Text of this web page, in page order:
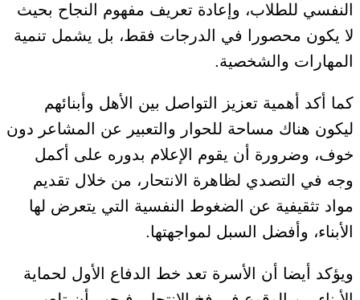
النفسي للطلاب، وإعادة تعريف مفهوم النجاح بحيث
لا يكون محصورا في الدرجات فقط، بل يشمل تنمية
المهارات والشخصية.
كما أكد أهمية تعزيز التواصل بين الأهل وأبنائهم
ليكون هناك مساحة للحوار والتعبير عن المشاعر دون
خوف، وضرورة أن يقوم الإعلام بدوره على أكمل
وجه في التصدي لظاهرة الانتحار، من خلال تقديم
مواد تثقيفية عن الضغوط النفسية التي يتعرض لها
الأبناء، وأفضل السبل لمواجهتها.
ويؤكد أيضا أن الأسرة تعد خط الدفاع الأول لحماية